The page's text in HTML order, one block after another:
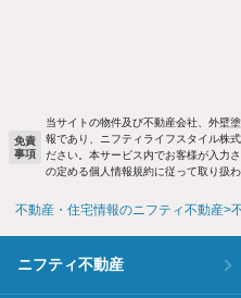
免責
事項
当サイトの物件及び不動産会社、外壁
報であり、ニフティライフスタイル株
ださい。本サービス内でお客様が入力
の定める個人情報規約に従って取り扱わ
不動産・住宅情報のニフティ不動産
ニフティ不動産